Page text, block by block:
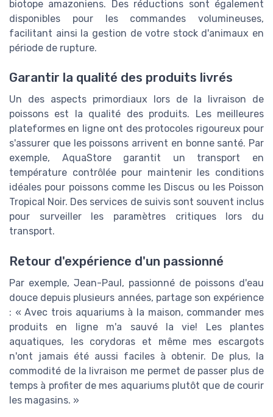
biotope amazoniens. Des réductions sont également
disponibles pour les commandes volumineuses,
facilitant ainsi la gestion de votre stock d'animaux en
période de rupture.
Garantir la qualité des produits livrés
Un des aspects primordiaux lors de la livraison de
poissons est la qualité des produits. Les meilleures
plateformes en ligne ont des protocoles rigoureux pour
s'assurer que les poissons arrivent en bonne santé. Par
exemple, AquaStore garantit un transport en
température contrôlée pour maintenir les conditions
idéales pour poissons comme les Discus ou les Poisson
Tropical Noir. Des services de suivis sont souvent inclus
pour surveiller les paramètres critiques lors du
transport.
Retour d'expérience d'un passionné
Par exemple, Jean-Paul, passionné de poissons d'eau
douce depuis plusieurs années, partage son expérience
: « Avec trois aquariums à la maison, commander mes
produits en ligne m'a sauvé la vie! Les plantes
aquatiques, les corydoras et même mes escargots
n'ont jamais été aussi faciles à obtenir. De plus, la
commodité de la livraison me permet de passer plus de
temps à profiter de mes aquariums plutôt que de courir
les magasins. »